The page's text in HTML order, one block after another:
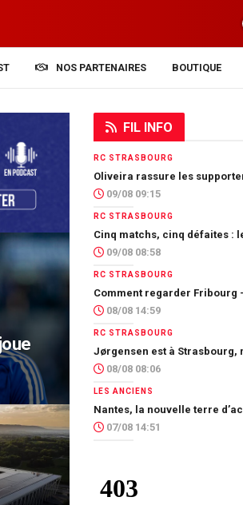
NOS PARTENAIRES BOUTIQUE
FIL INFO
RC STRASBOURG
Oliveira rassure les
09/08 09:15
RC STRASBOURG
Cinq matchs, cinq défaites :
09/08 08:58
RC STRASBOURG
Comment regarder Fribourg
08/08 14:59
RC STRASBOURG
Jørgensen est à Strasbourg,
08/08 08:06
LES ANCIENS
Nantes, la nouvelle terre
07/08 14:51